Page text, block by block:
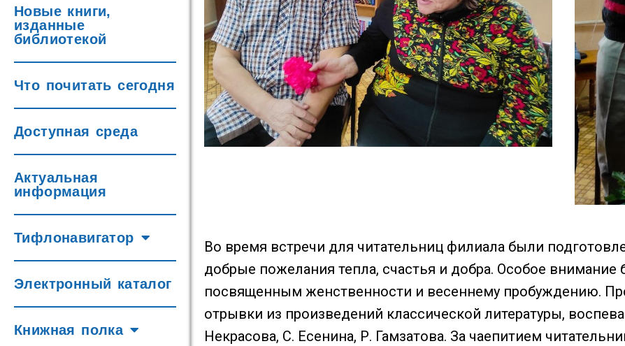
Новые книги,
изданные
библиотекой
Что почитать сегодня
Доступная среда
Актуальная
информация
Тифлонавигатор
Электронный каталог
Книжная полка
Во время встречи для читательниц филиала были
добрые пожелания тепла, счастья и добра. Особое внимание
посвященным женственности и весеннему пробуждению.
отрывки из произведений классической литературы,
Некрасова, С. Есенина, Р. Гамзатова. За чаепитием